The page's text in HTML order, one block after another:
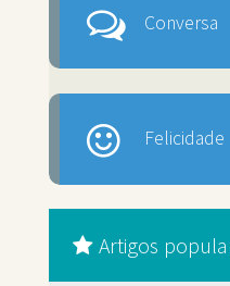
Conversa
Felicidade
Artigos